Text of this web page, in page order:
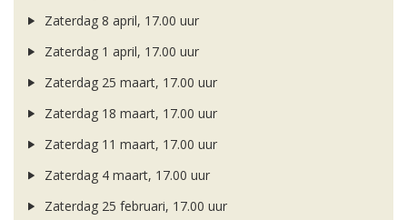
Zaterdag 8 april, 17.00 uur
Zaterdag 1 april, 17.00 uur
Zaterdag 25 maart, 17.00 uur
Zaterdag 18 maart, 17.00 uur
Zaterdag 11 maart, 17.00 uur
Zaterdag 4 maart, 17.00 uur
Zaterdag 25 februari, 17.00 uur